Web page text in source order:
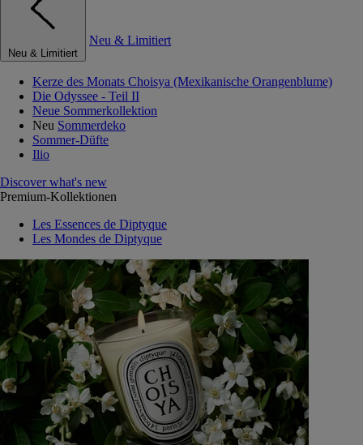
Neu & Limitiert
Neu & Limitiert
Kerze des Monats Choisya (Mexikanische Orangenblume)
Die Odyssee - Teil II
Neue Sommerkollektion
Neu Sommerdeko
Sommer-Düfte
Ilio
Discover what's new
Premium-Kollektionen
Les Essences de Diptyque
Les Mondes de Diptyque